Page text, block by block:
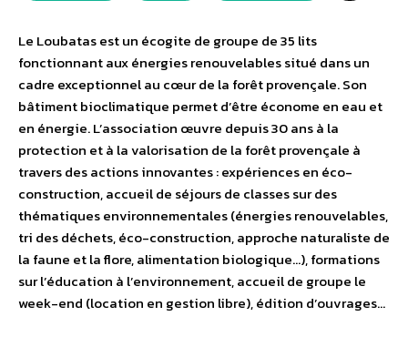
Le Loubatas est un écogite de groupe de 35 lits
fonctionnant aux énergies renouvelables situé dans un
cadre exceptionnel au cœur de la forêt provençale. Son
bâtiment bioclimatique permet d’être économe en eau et
en énergie. L’association œuvre depuis 30 ans à la
protection et à la valorisation de la forêt provençale à
travers des actions innovantes : expériences en éco-
construction, accueil de séjours de classes sur des
thématiques environnementales (énergies renouvelables,
tri des déchets, éco-construction, approche naturaliste de
la faune et la flore, alimentation biologique…), formations
sur l’éducation à l’environnement, accueil de groupe le
week-end (location en gestion libre), édition d’ouvrages…